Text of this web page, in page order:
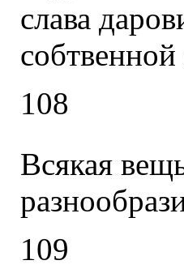
слава
108
Всякая
109